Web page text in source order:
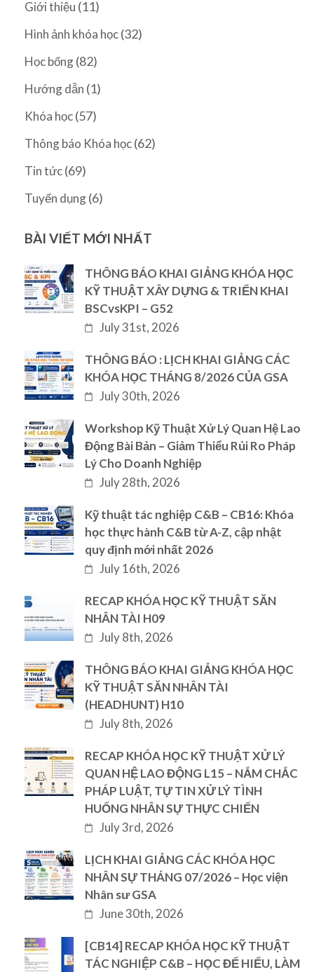
Giới thiệu (11)
Hình ảnh khóa học(32)
Học bổng(82)
Hướng dẫn (1)
Khóa học(57)
Thông báo Khóa học(62)
Tin tức(69)
Tuyển dụng(6)
BÀI VIẾT MỚI NHẤT
THÔNG BÁO KHAI GIẢNG KHÓA HỌC
KỸ THUẬT XÂY DỰNG & TRIỂN KHAI
BSCvsKPI – G52
July 31st, 2026
THÔNG BÁO : LỊCH KHAI GIẢNG CÁC
KHÓA HỌC THÁNG 8/2026 CỦA GSA
July 30th, 2026
Workshop Kỹ Thuật Xử Lý Quan Hệ Lao
Động Bài Bản – Giảm Thiểu Rủi Ro Pháp
Lý Cho Doanh Nghiệp
July 28th, 2026
Kỹ thuật tác nghiệp C&B – CB16: Khóa
học thực hành C&B từ A-Z, cập nhật
quy định mới nhất 2026
July 16th, 2026
RECAP KHÓA HỌC KỸ THUẬT SĂN
NHÂN TÀI H09
July 8th, 2026
THÔNG BÁO KHAI GIẢNG KHÓA HỌC
KỸ THUẬT SĂN NHÂN TÀI
(HEADHUNT) H10
July 8th, 2026
RECAP KHÓA HỌC KỸ THUẬT XỬ LÝ
QUAN HỆ LAO ĐỘNG L15 – NẮM CHẮC
PHÁP LUẬT, TỰ TIN XỬ LÝ TÌNH
HUỐNG NHÂN SỰ THỰC CHIẾN
July 3rd, 2026
LỊCH KHAI GIẢNG CÁC KHÓA HỌC
NHÂN SỰ THÁNG 07/2026 – Học viện
Nhân sư GSA
June 30th, 2026
[CB14] RECAP KHÓA HỌC KỸ THUẬT
TÁC NGHIỆP C&B – HỌC ĐỂ HIỂU, LÀM